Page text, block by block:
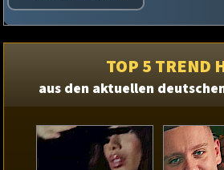
TOP 5 TREND
aus den aktuellen